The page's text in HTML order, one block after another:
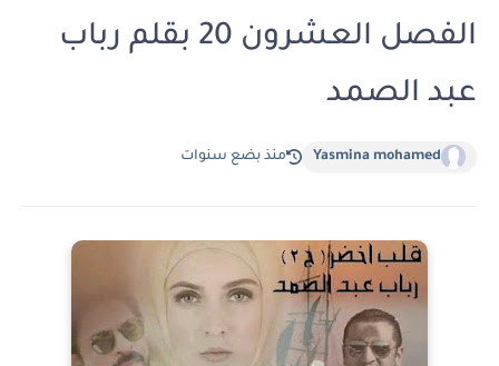
الفصل العشرون 20 بقلم رباب
عبد الصمد
Yasmina mohamed منذ بضع سنوات